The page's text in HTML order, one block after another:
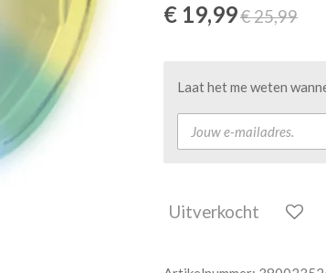
€ 19,99€ 25,99
Laat het me weten
Uitverkocht